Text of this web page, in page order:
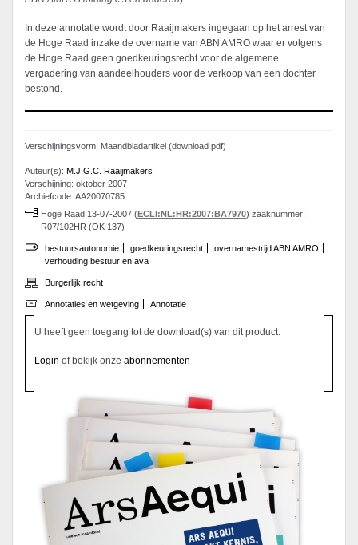
In deze annotatie wordt door Raaijmakers ingegaan op het arrest van
de Hoge Raad inzake de overname van ABN AMRO waar er volgens
de Hoge Raad geen goedkeuringsrecht voor de algemene
vergadering van aandeelhouders voor de verkoop van een dochter
bestond.
Verschijningsvorm: Maandbladartikel (download pdf)
Auteur(s): M.J.G.C. Raaijmakers
Verschijning: oktober 2007
Archiefcode: AA20070785
Hoge Raad 13-07-2007 (ECLI:NL:HR:2007:BA7970) zaaknummer:
R07/102HR (OK 137)
bestuursautonomie goedkeuringsrecht
overnamestrijd ABN AMRO
verhouding bestuur en ava
Burgerlijk recht
Annotaties en wetgeving Annotatie
U heeft geen toegang tot de download(s) van dit product.
Login of bekijk onze abonnementen